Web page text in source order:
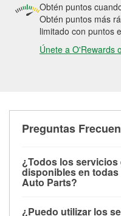
Obtén puntos
Obtén puntos más
limitado con puntos
Únete a O'Rewards
Preguntas
¿Todos los servicios
disponibles en
Auto Parts?
¿Puedo utilizar los